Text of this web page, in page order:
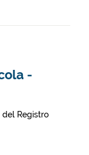
-
del Registro